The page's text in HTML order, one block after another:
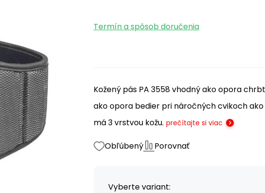
Termín a spôsob doručenia
Kožený pás PA 3558 vhodný ako opora
ako opora bedier pri náročných cvikoch
má 3 vrstvou kožu. prečítajte si viac
Obľúbený Porovnať
Vyberte variant: